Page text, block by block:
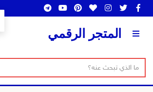
المتجر الرقمي
س
ص